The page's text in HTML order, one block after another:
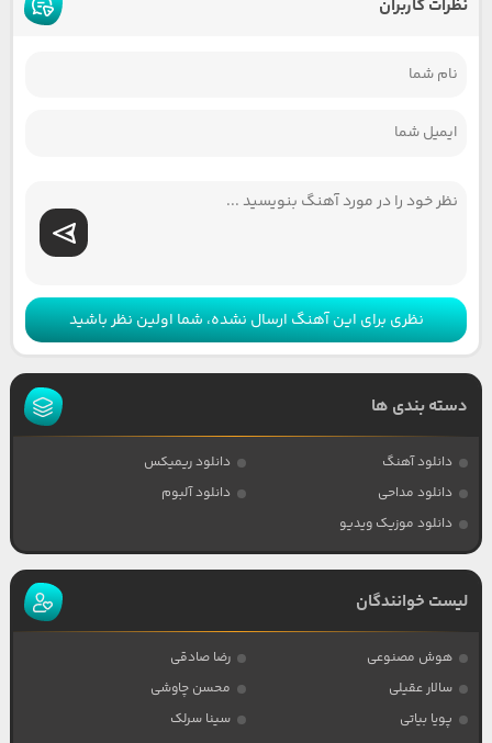
نظرات کاربران
نظری برای این آهنگ ارسال نشده، شما اولین نظر باشید
دسته بندی ها
دانلود آهنگ
دانلود ریمیکس
دانلود مداحی
دانلود آلبوم
دانلود موزیک ویدیو
لیست خوانندگان
هوش مصنوعی
رضا صادقی
سالار عقیلی
محسن چاوشی
پویا بیاتی
سینا سرلک